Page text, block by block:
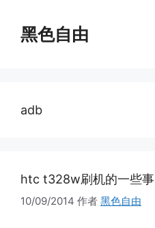
黑色自由
adb
htc t328w刷机的一些事
10/09/2014 作者 黑色自由